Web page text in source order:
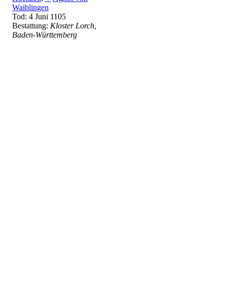
Waiblingen
Tod: 4 Juni 1105
Bestattung: Kloster Lorch,
Baden-Württemberg